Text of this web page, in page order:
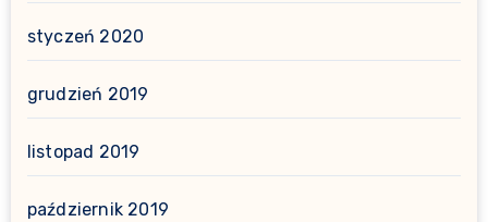
styczeń 2020
grudzień 2019
listopad 2019
październik 2019